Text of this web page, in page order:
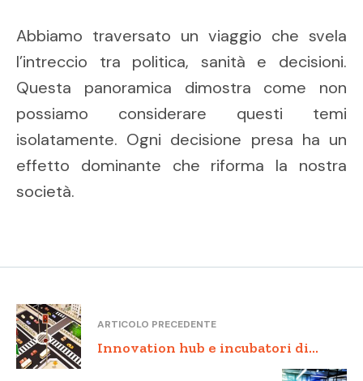
Abbiamo traversato un viaggio che svela
l’intreccio tra politica, sanità e decisioni.
Questa panoramica dimostra come non
possiamo considerare questi temi
isolatamente. Ogni decisione presa ha un
effetto dominante che riforma la nostra
società.
ARTICOLO PRECEDENTE
Innovation hub e incubatori di